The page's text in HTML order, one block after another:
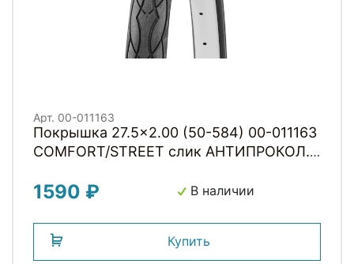
Арт. 00-011163
Покрышка 27.5x2.00 (50-584) 00-011163
COMFORT/STREET слик АНТИПРОКОЛ.
1590 ₽ В наличии
Купить